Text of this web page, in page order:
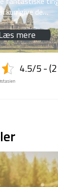
kun give de…
mere
4.5/5 -